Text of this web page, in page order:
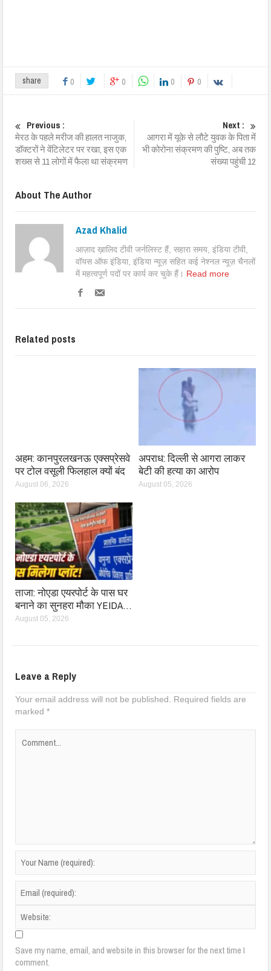
share 0 0 0 0
Previous :
मेरठ के पहले मरीज की हालत नाजुक,
डॉक्टरों ने वेंटिलेटर पर रखा, इस एक
शख्स से 11 लोगों में फैला था संक्रमण
Next :
आगरा में यूके से लौटे युवक के पिता में
भी कोरोना संक्रमण की पुष्टि, अब तक
संख्या पहुंची 12
About The Author
Azad Khalid
आज़ाद ख़ालिद टीवी जर्नलिस्ट हैं, सहारा समय, इंडिया टीवी,
वॉयस ऑफ इंडिया, इंडिया न्यूज़ सहित कई नेश्नल न्यूज़ चैनलों
में महत्वपूर्ण पदों पर कार्य कर चुके हैं। Read more
Related posts
अहम: कानपुरलखनऊ एक्सप्रेसवे
पर टोल वसूली फिलहाल क्यों बंद
August 06, 2026
अपराध: दिल्ली से आगरा लाकर
बेटी की हत्या का आरोप
August 05, 2026
ताजा: नोएडा एयरपोर्ट के पास घर
बनाने का सुनहरा मौका YEIDA…
August 05, 2026
Leave a Reply
Your email address will not be published.
Required fields are
marked*
Save my name, email, and website in this browser for the next time I
comment.